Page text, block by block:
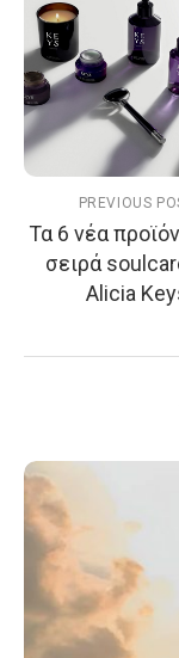
PREVIOUS
Τα 6 νέα
σειρά
Alicia